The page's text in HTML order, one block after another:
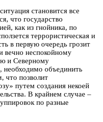
становится все
что государство
как из гнойника, по
террористическая и
в первую очередь грозит
вечно неспокойному
и Северному
необходимо объединить
что позволит
путем создания некоей
В крайнем случае –
по разные